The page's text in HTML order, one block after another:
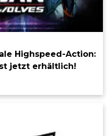
Highspeed-Action:
jetzt erhältlich!